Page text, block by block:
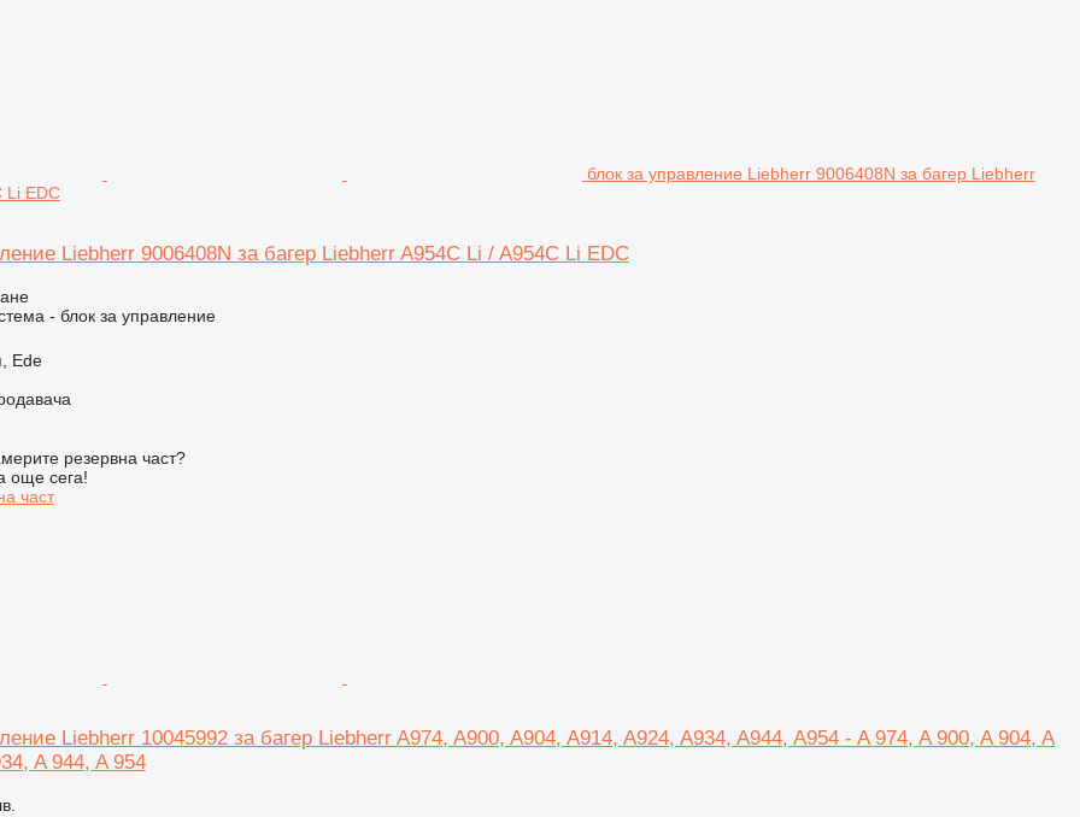
блок за управление Liebherr 9006408N за багер Liebherr
Li EDC
Liebherr 9006408N за багер Liebherr A954C Li / A954C Li EDC
- блок за управление
Ede
резервна част?
още сега!
част
Liebherr 10045992 за багер Liebherr A974, A900, A904, A914, A924, A934, A944, A954 - A 974, A 900, A 904, A
A 944, A 954